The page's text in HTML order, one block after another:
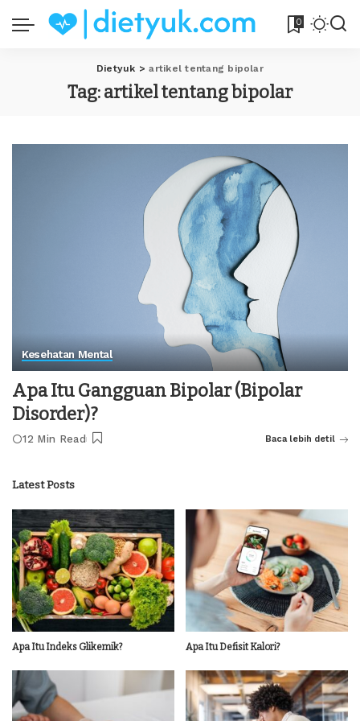
0
Dietyuk >artikel tentang bipolar
Tag:artikel tentang bipolar
Kesehatan Mental
Apa Itu Gangguan Bipolar (Bipolar
Disorder)?
12 Min Read Baca lebih detil
Latest Posts
Apa Itu Indeks Glikemik? Apa Itu Defisit Kalori?